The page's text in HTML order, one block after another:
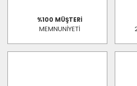
%100 MÜŞTERİ
MEMNUNİYETİ